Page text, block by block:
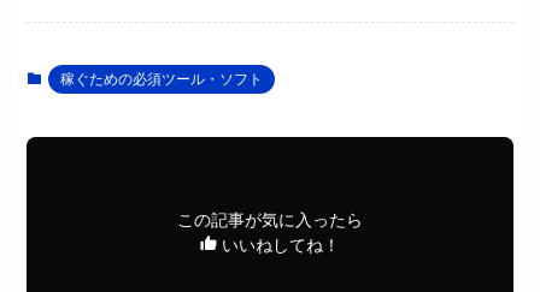
稼ぐための必須ツール・ソフト
この記事が気に入ったら
いいねしてね！